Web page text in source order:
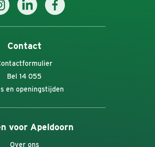
Contact
Bel 14 055
en openingstijden
voor Apeldoorn
Over ons